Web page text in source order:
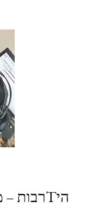
היTרבות – מגזין הרדיו: תכנית מספר 6